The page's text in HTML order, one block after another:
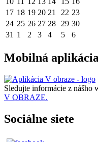
17 18 19 20 21 22 23
24 25 26 27 28 29 30
31 1 2 3 4 5 6
Mobilná aplikácia
Sledujte informácie z nášho
V OBRAZE.
Sociálne siete